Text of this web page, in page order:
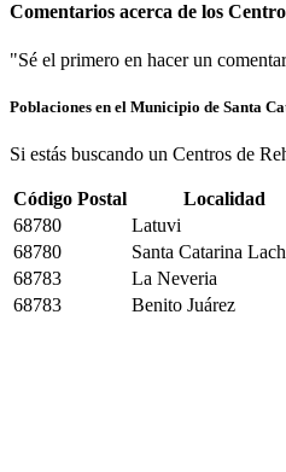
Comentarios acerca de los
"Sé el primero en hacer un
Poblaciones en el Municipio de Santa
Si estás buscando un Centros de
Código Postal
Localidad
68780
Latuvi
68780
Santa Catarina
68783
La Neveria
68783
Benito Juárez